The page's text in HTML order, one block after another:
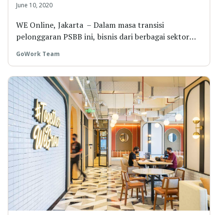
June 10, 2020
WE Online, Jakarta – Dalam masa transisi
pelonggaran PSBB ini, bisnis dari berbagai sektor
GoWork Team